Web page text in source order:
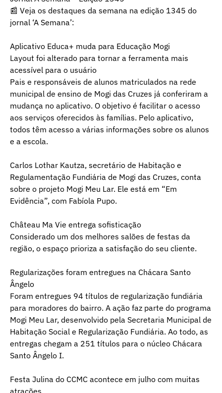
📰 Veja os destaques da semana na edição 1345 do
jornal ‘A Semana’:
Aplicativo Educa+ muda para Educação Mogi
Layout foi alterado para tornar a ferramenta mais
acessível para o usuário
Pais e responsáveis de alunos matriculados na rede
municipal de ensino de Mogi das Cruzes já conferiram a
mudança no aplicativo. O objetivo é facilitar o acesso
aos serviços oferecidos às famílias. Pelo aplicativo,
todos têm acesso a várias informações sobre os alunos
e a escola.
Carlos Lothar Kautza, secretário de Habitação e
Regulamentação Fundiária de Mogi das Cruzes, conta
sobre o projeto Mogi Meu Lar. Ele está em “Em
Evidência”, com Fabíola Pupo.
Château Ma Vie entrega sofisticação
Considerado um dos melhores salões de festas da
região, o espaço prioriza a satisfação do seu cliente.
Regularizações foram entregues na Chácara Santo
Ângelo
Foram entregues 94 títulos de regularização fundiária
para moradores do bairro. A ação faz parte do programa
Mogi Meu Lar, desenvolvido pela Secretaria Municipal de
Habitação Social e Regularização Fundiária. Ao todo, as
entregas chegam a 251 títulos para o núcleo Chácara
Santo Ângelo I.
Festa Julina do CCMC acontece em julho com muitas